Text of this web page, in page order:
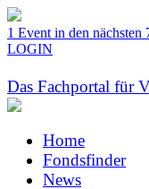
1 Event in den nächsten
LOGIN
Das Fachportal für
Home
Fondsfinder
News